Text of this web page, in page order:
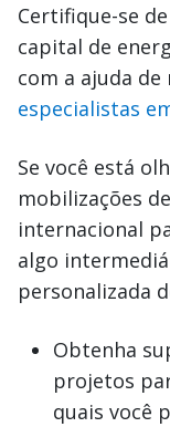
Certifique-se
capital de
com a ajuda
especialistas
Se você está
mobilizações
internacional
algo
personalizada
Obtenha
projetos
quais você